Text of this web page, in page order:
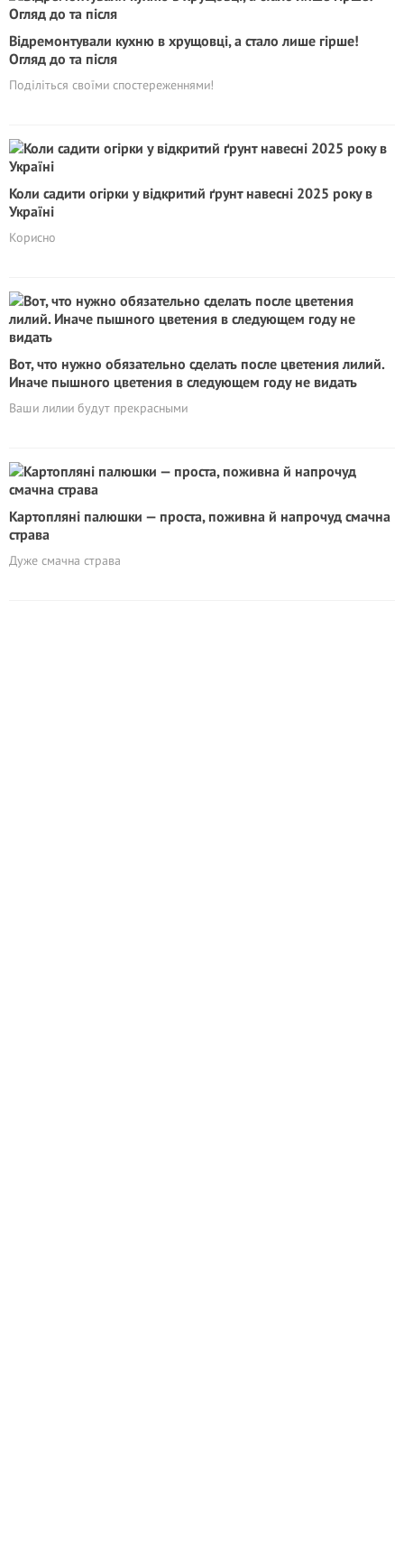
Відремонтували кухню в хрущовці, а стало лише гірше!
Огляд до та після
Поділіться своїми спостереженнями!
Коли садити огірки у відкритий ґрунт навесні 2025 року в
Україні
Корисно
Вот, что нужно обязательно сделать после цветения лилий.
Иначе пышного цветения в следующем году не видать
Ваши лилии будут прекрасными
Картопляні палюшки — проста, поживна й напрочуд смачна
страва
Дуже смачна страва